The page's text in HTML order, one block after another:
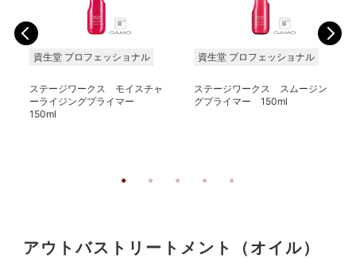
資生堂 プロフェッショナル
ステージワークス モイスチャ
ーライジングプライマー
150ml
資生堂 プロフェッショナル
ステージワークス スムージン
グプライマー 150ml
アウトバストリートメント（オイル）